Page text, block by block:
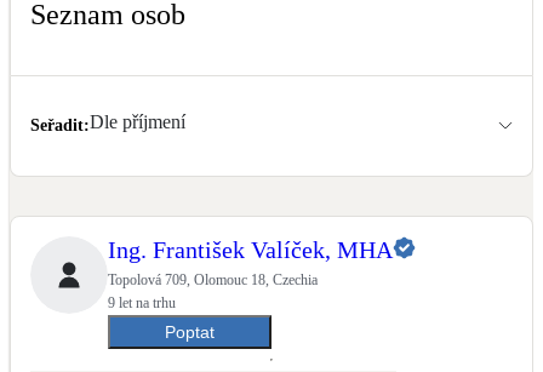
Kotle
Bateriové úložiště
Novostavby
Stínicí technika
Žaluzie, markýzy, pergoly
Seznam osob
Seřadit:Dle příjmení
Ing. František Valíček, MHA
Topolová 709, Olomouc 18, Czechia
9 let na trhu
Poptat